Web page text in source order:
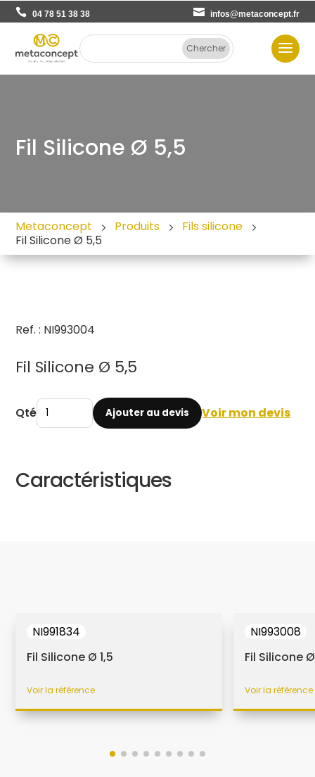
04 78 51 38 38 infos@metaconcept.fr
Fil Silicone Ø 5,5
Metaconcept Produits
Fils silicone
Fil Silicone Ø 5,5
Ref. : NI993004
Fil Silicone Ø 5,5
Qté Ajouter au devis Voir mon devis
Caractéristiques
NI991834
Fil Silicone Ø 1,5
Voir la référence
NI993008
Fil Silicone Ø
Voir la référence